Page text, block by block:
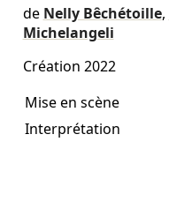
de Nelly Bêchétoille,
Michelangeli
Création 2022
Mise en scène
Interprétation